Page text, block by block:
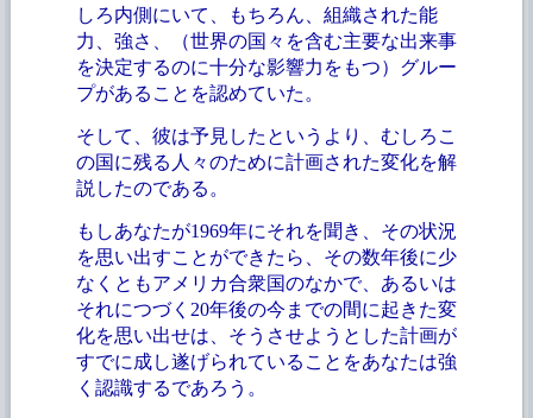
しろ内側にいて、もちろん、組織された能
力、強さ、（世界の国々を含む主要な出来事
を決定するのに十分な影響力をもつ）グルー
プがあることを認めていた。
そして、彼は予見したというより、むしろこ
の国に残る人々のために計画された変化を解
説したのである。
もしあなたが1969年にそれを聞き、その状況
を思い出すことができたら、その数年後に少
なくともアメリカ合衆国のなかで、あるいは
それにつづく20年後の今までの間に起きた変
化を思い出せは、そうさせようとした計画が
すでに成し遂げられていることをあなたは強
く認識するであろう。